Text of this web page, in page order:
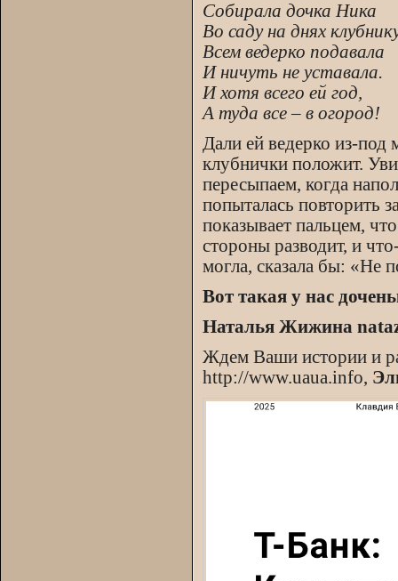
Собирала дочка Ника
Во саду на днях
Всем ведерко подавала
И ничуть не уставала.
И хотя всего ей год,
А туда все – в огород!
Дали ей ведерко из-под
клубнички положит.
пересыпаем, когда
попыталась повторить
показывает пальцем,
стороны разводит, и
могла, сказала бы: «Не
Вот такая у нас
Наталья Жижина
Ждем Ваши истории и
http://www.uaua.info,